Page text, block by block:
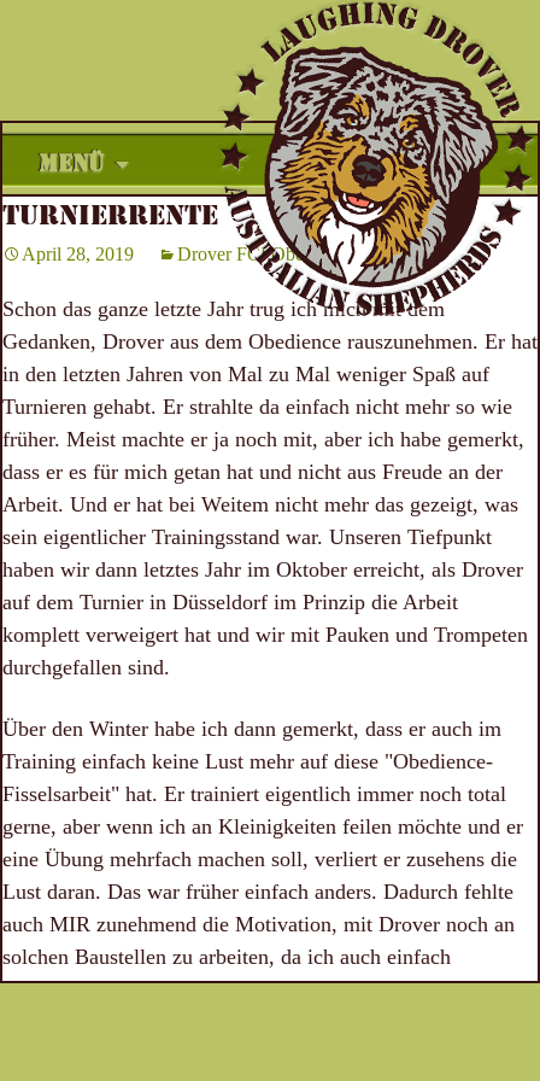
MENÜ
Inhalt
springen
TURNIERRENTE
April 28, 2019 Drover FCI Obedience
Schon das ganze letzte Jahr trug ich mich mit dem
Gedanken, Drover aus dem Obedience rauszunehmen. Er hat
in den letzten Jahren von Mal zu Mal weniger Spaß auf
Turnieren gehabt. Er strahlte da einfach nicht mehr so wie
früher. Meist machte er ja noch mit, aber ich habe gemerkt,
dass er es für mich getan hat und nicht aus Freude an der
Arbeit. Und er hat bei Weitem nicht mehr das gezeigt, was
sein eigentlicher Trainingsstand war. Unseren Tiefpunkt
haben wir dann letztes Jahr im Oktober erreicht, als Drover
auf dem Turnier in Düsseldorf im Prinzip die Arbeit
komplett verweigert hat und wir mit Pauken und Trompeten
durchgefallen sind.
Über den Winter habe ich dann gemerkt, dass er auch im
Training einfach keine Lust mehr auf diese "Obedience-
Fisselsarbeit" hat. Er trainiert eigentlich immer noch total
gerne, aber wenn ich an Kleinigkeiten feilen möchte und er
eine Übung mehrfach machen soll, verliert er zusehens die
Lust daran. Das war früher einfach anders. Dadurch fehlte
auch MIR zunehmend die Motivation, mit Drover noch an
solchen Baustellen zu arbeiten, da ich auch einfach
langfristig keine Erfolge mehr sehe und uns beide das